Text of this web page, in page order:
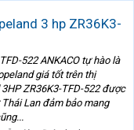
3 hp ZR36K3-
522 ANKACO tự hào là
giá tốt trên thị
ZR36K3-TFD-522 được
Lan đảm bảo mang